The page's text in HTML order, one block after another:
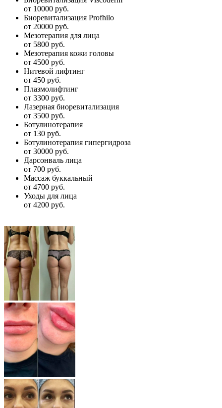
от 10000 руб.
Биоревитализация Profhilo
от 20000 руб.
Мезотерапия для лица
от 5800 руб.
Мезотерапия кожи головы
от 4500 руб.
Нитевой лифтинг
от 450 руб.
Плазмолифтинг
от 3300 руб.
Лазерная биоревитализация
от 3500 руб.
Ботулинотерапия
от 130 руб.
Ботулинотерапия гипергидроза
от 30000 руб.
Дарсонваль лица
от 700 руб.
Массаж буккальный
от 4700 руб.
Уходы для лица
от 4200 руб.